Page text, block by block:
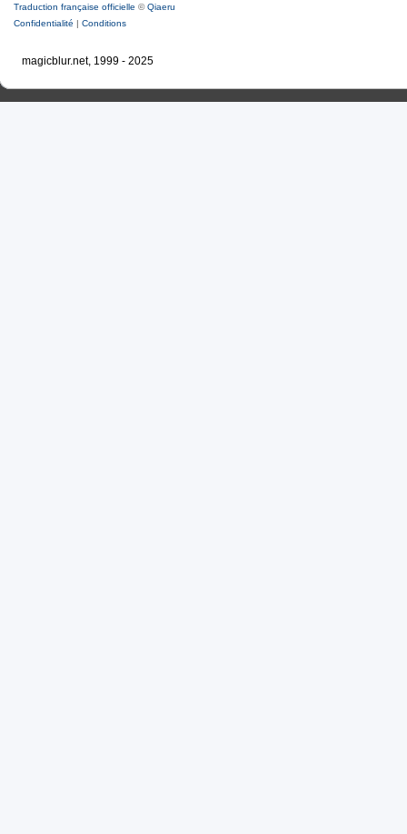
Traduction française officielle ©Qiaeru
Confidentialité | Conditions
magicblur.net, 1999 - 2025